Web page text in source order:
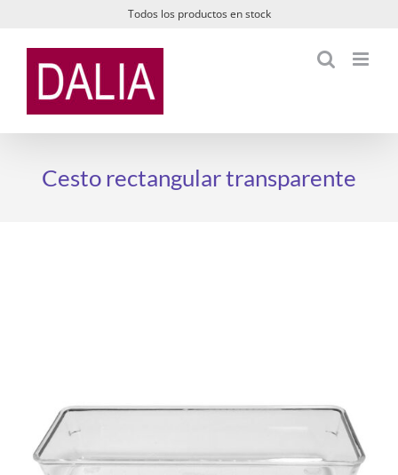
contenido
Todos los productos en stock
Cesto rectangular transparente